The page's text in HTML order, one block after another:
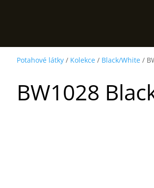
Potahové látky/ Kolekce/ Black/White/
BW1028